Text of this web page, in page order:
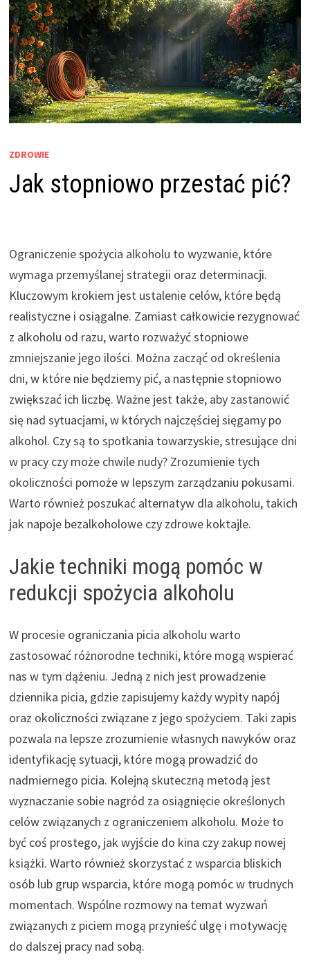
ZDROWIE
Jak stopniowo przestać pić?
Ograniczenie spożycia alkoholu to wyzwanie, które
wymaga przemyślanej strategii oraz determinacji.
Kluczowym krokiem jest ustalenie celów, które będą
realistyczne i osiągalne. Zamiast całkowicie rezygnować
z alkoholu od razu, warto rozważyć stopniowe
zmniejszanie jego ilości. Można zacząć od określenia
dni, w które nie będziemy pić, a następnie stopniowo
zwiększać ich liczbę. Ważne jest także, aby zastanowić
się nad sytuacjami, w których najczęściej sięgamy po
alkohol. Czy są to spotkania towarzyskie, stresujące dni
w pracy czy może chwile nudy? Zrozumienie tych
okoliczności pomoże w lepszym zarządzaniu pokusami.
Warto również poszukać alternatyw dla alkoholu, takich
jak napoje bezalkoholowe czy zdrowe koktajle.
Jakie techniki mogą pomóc w
redukcji spożycia alkoholu
W procesie ograniczania picia alkoholu warto
zastosować różnorodne techniki, które mogą wspierać
nas w tym dążeniu. Jedną z nich jest prowadzenie
dziennika picia, gdzie zapisujemy każdy wypity napój
oraz okoliczności związane z jego spożyciem. Taki zapis
pozwala na lepsze zrozumienie własnych nawyków oraz
identyfikację sytuacji, które mogą prowadzić do
nadmiernego picia. Kolejną skuteczną metodą jest
wyznaczanie sobie nagród za osiągnięcie określonych
celów związanych z ograniczeniem alkoholu. Może to
być coś prostego, jak wyjście do kina czy zakup nowej
książki. Warto również skorzystać z wsparcia bliskich
osób lub grup wsparcia, które mogą pomóc w trudnych
momentach. Wspólne rozmowy na temat wyzwań
związanych z piciem mogą przynieść ulgę i motywację
do dalszej pracy nad sobą.